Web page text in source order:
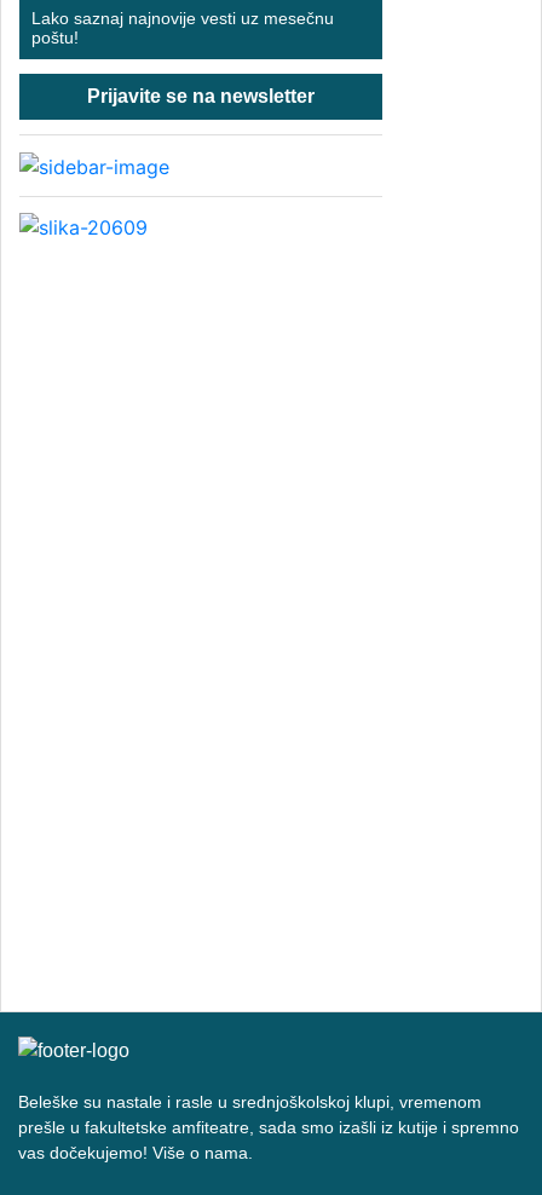
Lako saznaj najnovije vesti uz mesečnu
poštu!
Prijavite se na newsletter
Beleške su nastale i rasle u srednjoškolskoj klupi, vremenom
prešle u fakultetske amfiteatre, sada smo izašli iz kutije i spremno
vas dočekujemo! Više o nama.